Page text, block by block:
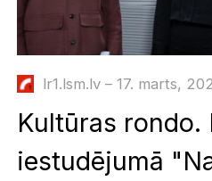
lr1.lsm.lv – 17. marts,
Kultūras rondo.
iestudējumā